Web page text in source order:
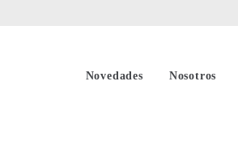
Novedades Nosotros